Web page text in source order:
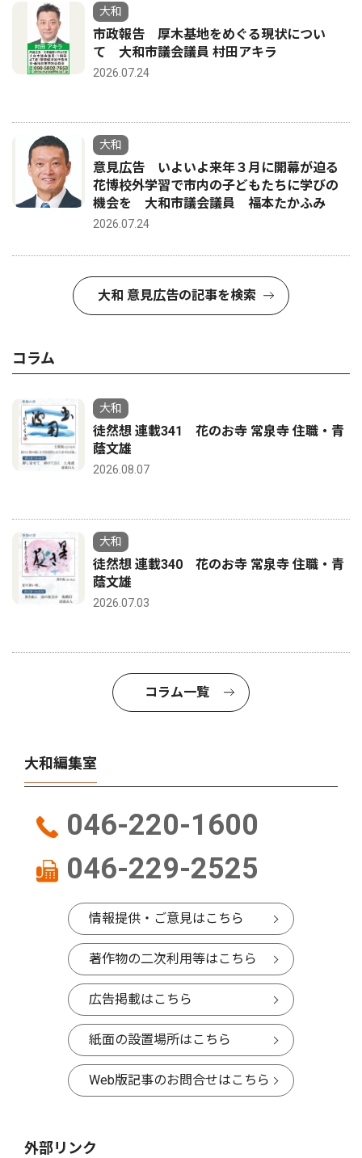
大和
市政報告 厚木基地をめぐる現状につい
て 大和市議会議員 村田アキラ
2026.07.24
大和
意見広告 いよいよ来年３月に開幕が迫る
花博校外学習で市内の子どもたちに学びの
機会を 大和市議会議員 福本たかふみ
2026.07.24
大和 意見広告の記事を検索
コラム
大和
徒然想 連載341 花のお寺 常泉寺 住職・青
蔭文雄
2026.08.07
大和
徒然想 連載340 花のお寺 常泉寺 住職・青
蔭文雄
2026.07.03
コラム一覧
大和編集室
046-220-1600
046-229-2525
情報提供・ご意見はこちら
著作物の二次利用等はこちら
広告掲載はこちら
紙面の設置場所はこちら
Web版記事のお問合せはこちら
外部リンク